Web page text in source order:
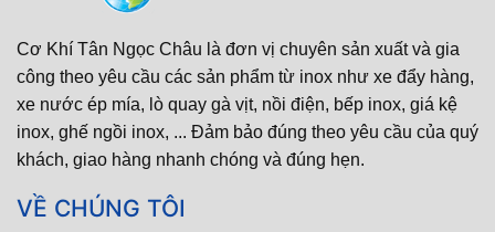
Cơ Khí Tân Ngọc Châu là đơn vị chuyên sản xuất và gia
công theo yêu cầu các sản phẩm từ inox như xe đẩy hàng,
xe nước ép mía, lò quay gà vịt, nồi điện, bếp inox, giá kệ
inox, ghế ngồi inox, ... Đảm bảo đúng theo yêu cầu của quý
khách, giao hàng nhanh chóng và đúng hẹn.
VỀ CHÚNG TÔI